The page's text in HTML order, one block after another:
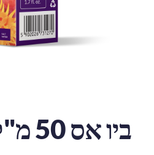
ביו אס 50 מ"ל